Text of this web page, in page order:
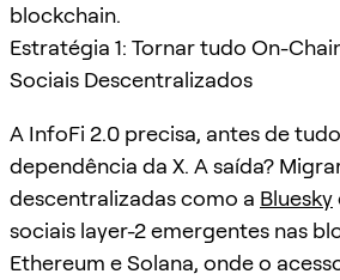
blockchain.
Estratégia 1: Tornar tudo On-
Sociais Descentralizados
A InfoFi 2.0 precisa, antes de
dependência da X. A saída?
descentralizadas como a Bluesky
sociais layer-2 emergentes nas
Ethereum e Solana, onde o